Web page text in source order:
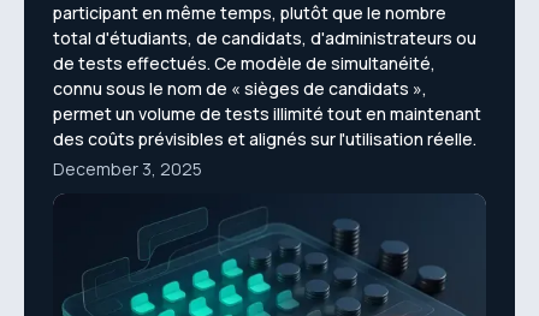
participant en même temps, plutôt que le nombre
total d'étudiants, de candidats, d'administrateurs ou
de tests effectués. Ce modèle de simultanéité,
connu sous le nom de « sièges de candidats »,
permet un volume de tests illimité tout en maintenant
des coûts prévisibles et alignés sur l'utilisation réelle.
December 3, 2025